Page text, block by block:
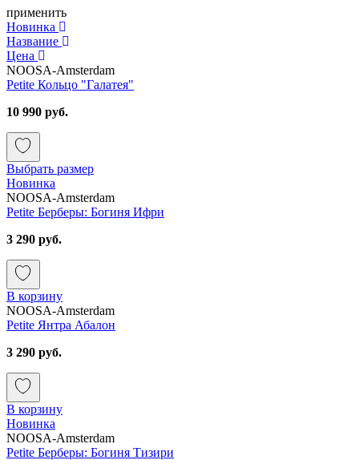
применить
Новинка
Название
Цена
NOOSA-Amsterdam
Petite Кольцо "Галатея"
10 990 руб.
Выбрать размер
Новинка
NOOSA-Amsterdam
Petite Берберы: Богиня Ифри
3 290 руб.
В корзину
NOOSA-Amsterdam
Petite Янтра Абалон
3 290 руб.
В корзину
Новинка
NOOSA-Amsterdam
Petite Берберы: Богиня Тизири